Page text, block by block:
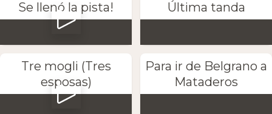
Se llenó la pista! Última tanda
Tre mogli (Tres
esposas)
Para ir de Belgrano a
Mataderos